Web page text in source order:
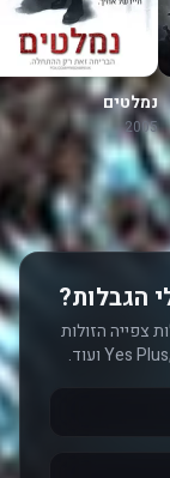
נמלטים
2005
הגבלות?
צפייה הזולות